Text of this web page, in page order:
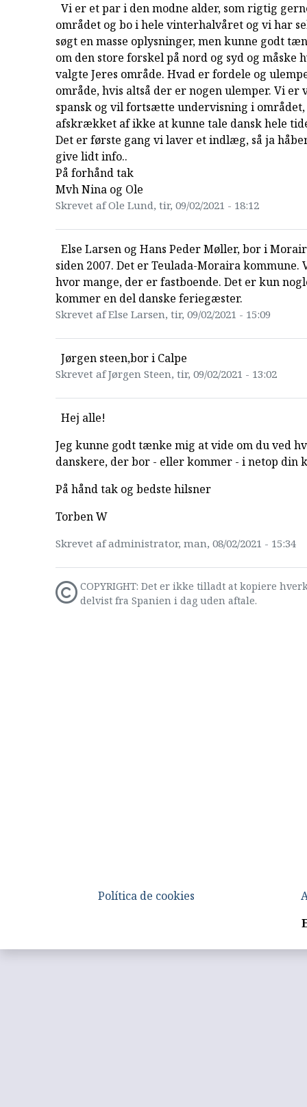
Vi er et par i den modne alder, som rigtig
området og bo i hele vinterhalvåret og vi har
søgt en masse oplysninger, men kunne godt
om den store forskel på nord og syd og måske
valgte Jeres område. Hvad er fordele og
område, hvis altså der er nogen ulemper. Vi er
spansk og vil fortsætte undervisning i
afskrækket af ikke at kunne tale dansk hele
Det er første gang vi laver et indlæg, så ja
give lidt info..
På forhånd tak
Mvh Nina og Ole
Skrevet af Ole Lund, tir, 09/02/2021 - 18:12
Else Larsen og Hans Peder Møller, bor i
siden 2007. Det er Teulada-Moraira kommune.
hvor mange, der er fastboende. Det er kun
kommer en del danske feriegæster.
Skrevet af Else Larsen, tir, 09/02/2021 - 15:09
Jørgen steen,bor i Calpe
Skrevet af Jørgen Steen, tir, 09/02/2021 - 13:02
Hej alle!
Jeg kunne godt tænke mig at vide om du ved
danskere, der bor - eller kommer - i netop din
På hånd tak og bedste hilsner
Torben W
Skrevet af administrator, man, 08/02/2021 - 15:34
COPYRIGHT: Det er ikke tilladt at kopiere
delvist fra Spanien i dag uden aftale.
Política de cookies